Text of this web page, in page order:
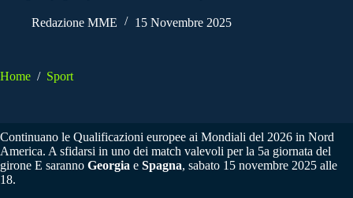
Redazione MME 15 Novembre 2025
Home / Sport
Continuano le Qualificazioni europee ai Mondiali del 2026 in Nord
America. A sfidarsi in uno dei match valevoli per la 5a giornata del
girone E saranno Georgia e Spagna, sabato 15 novembre 2025 alle
18.